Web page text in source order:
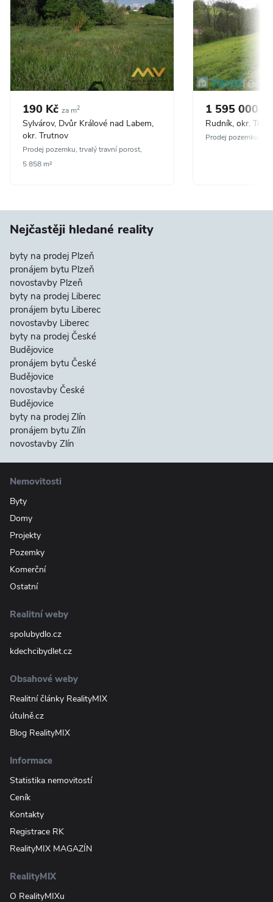
190 Kč za m2
Sylvárov, Dvůr Králové nad Labem,
okr. Trutnov
Prodej pozemku, trvalý travní porost,
5 858 m²
1 595 000
Rudník, okr.
Prodej pozemku,
Nejčastěji hledané reality
byty na prodej Plzeň
pronájem bytu Plzeň
novostavby Plzeň
byty na prodej Liberec
pronájem bytu Liberec
novostavby Liberec
byty na prodej České
Budějovice
pronájem bytu České
Budějovice
novostavby České
Budějovice
byty na prodej Zlín
pronájem bytu Zlín
novostavby Zlín
Nemovitosti
Byty
Domy
Projekty
Pozemky
Komerční
Ostatní
Realitní weby
spolubydlo.cz
kdechcibydlet.cz
Obsahové weby
Realitní články RealityMIX
útulně.cz
Blog RealityMIX
Informace
Statistika nemovitostí
Ceník
Kontakty
Registrace RK
RealityMIX MAGAZÍN
RealityMIX
O RealityMIXu